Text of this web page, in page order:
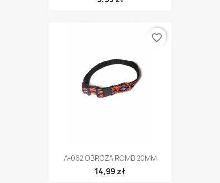
A-062 OBROŻA ROMB 20MM
14,99 zł
favorite_border